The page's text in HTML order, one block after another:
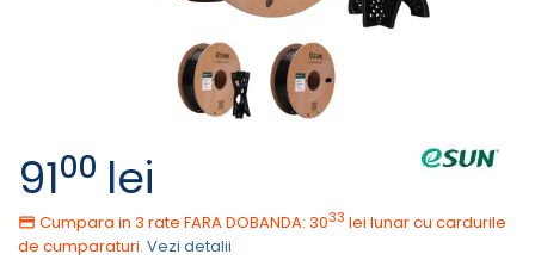
9100 lei
Cumpara in 3 rate FARA DOBANDA: 3033 lei lunar cu cardurile
de cumparaturi. Vezi detalii